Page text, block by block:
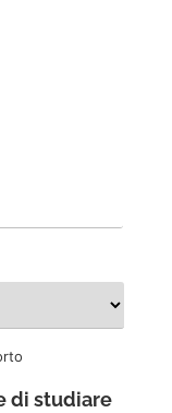
di studiare